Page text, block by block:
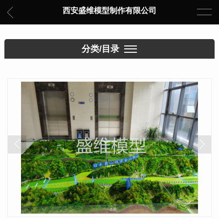
西安盛维模型制作有限公司
分类/目录